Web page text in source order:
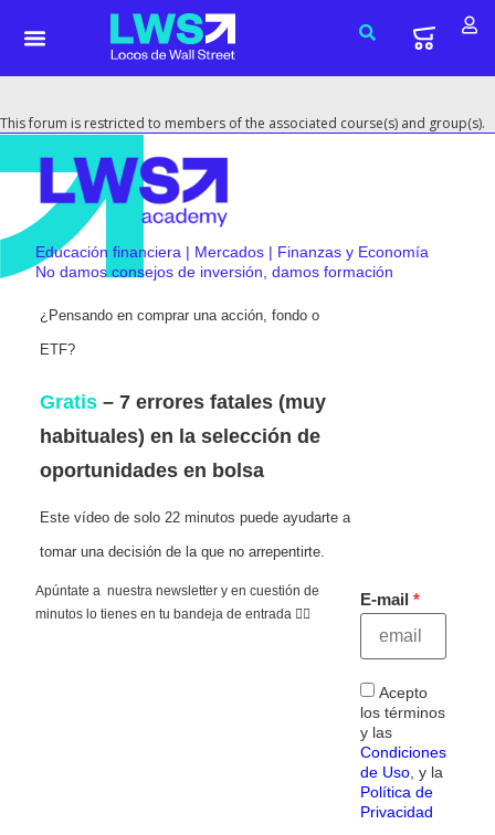
This forum is restricted to members of the associated course(s) and group(s).
Educación financiera | Mercados | Finanzas y Economía
No damos consejos de inversión, damos formación
¿Pensando en comprar una acción, fondo o
ETF?
Gratis – 7 errores fatales (muy
habituales) en la selección de
oportunidades en bolsa
Este vídeo de solo 22 minutos puede ayudarte a
tomar una decisión de la que no arrepentirte.
Apúntate a nuestra newsletter y en cuestión de
minutos lo tienes en tu bandeja de entrada 👇🏻
E-mail
Acepto
los términos
y las
Condiciones
de Uso, y la
Política de
Privacidad